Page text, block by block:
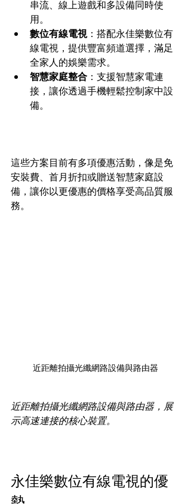
串流、線上遊戲和多設備同時使
用。
數位有線電視：搭配永佳樂數位有
線電視，提供豐富頻道選擇，滿足
全家人的娛樂需求。
智慧家庭整合 ：支援智慧家電連
接，讓你透過手機輕鬆控制家中設
備。
這些方案目前有多項優惠活動，像是免
安裝費、首月折扣或贈送智慧家庭設
備，讓你以更優惠的價格享受高品質服
務。
近距離拍攝光纖網路設備與路由器
近距離拍攝光纖網路設備與路由器，展
示高速連接的核心裝置。
永佳樂數位有線電視的優